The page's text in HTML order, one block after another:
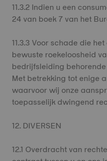
11.3.2 Indien u een
24 van boek 7 van het
11.3.3 Voor schade die
bewuste roekeloosheid
bedrijfsleiding behorende
Met betrekking tot enige
waarvoor wij onze
toepasselijk dwingend
12. DIVERSEN
12.1 Overdracht van